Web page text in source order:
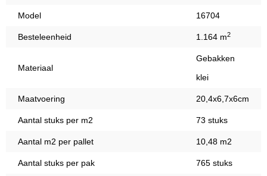
Model 16704
Besteleenheid 1.164 m2
Materiaal
Gebakken
klei
Maatvoering 20,4x6,7x6cm
Aantal stuks per m2 73 stuks
Aantal m2 per pallet 10,48 m2
Aantal stuks per pak 765 stuks